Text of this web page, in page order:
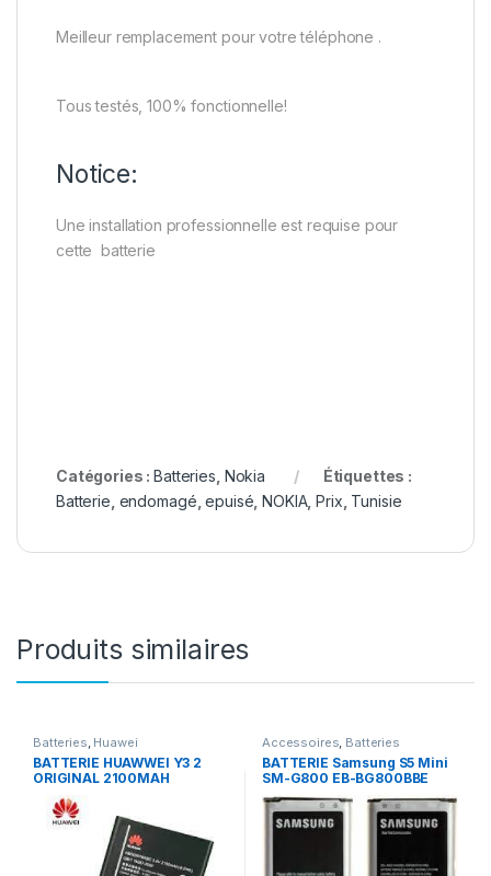
Meilleur remplacement pour votre téléphone .
Tous testés, 100% fonctionnelle!
Notice:
Une installation professionnelle est requise pour
cette batterie
Catégories :Batteries Nokia
Étiquettes :
Batterie endomagé ,epuisé ,NOKIA,Prix Tunisie
Produits similaires
Batteries, Huawei
BATTERIE HUAWWEI Y3 2
ORIGINAL 2100MAH
Accessoires, Batteries
BATTERIE Samsung S5 Mini
SM-G800 EB-BG800BBE